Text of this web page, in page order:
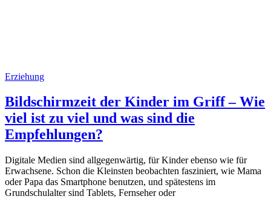
Erziehung
Bildschirmzeit der Kinder im Griff – Wie
viel ist zu viel und was sind die
Empfehlungen?
Digitale Medien sind allgegenwärtig, für Kinder ebenso wie für
Erwachsene. Schon die Kleinsten beobachten fasziniert, wie Mama
oder Papa das Smartphone benutzen, und spätestens im
Grundschulalter sind Tablets, Fernseher oder